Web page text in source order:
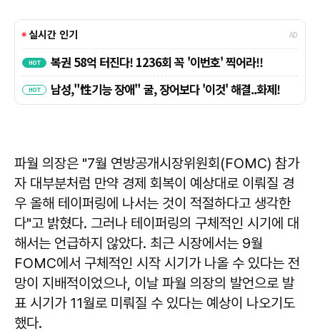
파월 의장은 "7월 연방공개시장위원회(FOMC) 참가
자 대부분처럼 만약 경제 회복이 예상대로 이뤄질 경
우 올해 테이퍼링에 나서는 것이 적절하다고 생각한
다"고 밝혔다. 그러나 테이퍼링의 구체적인 시기에 대
해서는 언급하지 않았다. 최근 시장에서는 9월
FOMC에서 구체적인 시작 시기가 나올 수 있다는 전
망이 지배적이었으나, 이날 파월 의장의 발언으로 발
표 시기가 11월로 미뤄질 수 있다는 예상이 나오기도
했다.